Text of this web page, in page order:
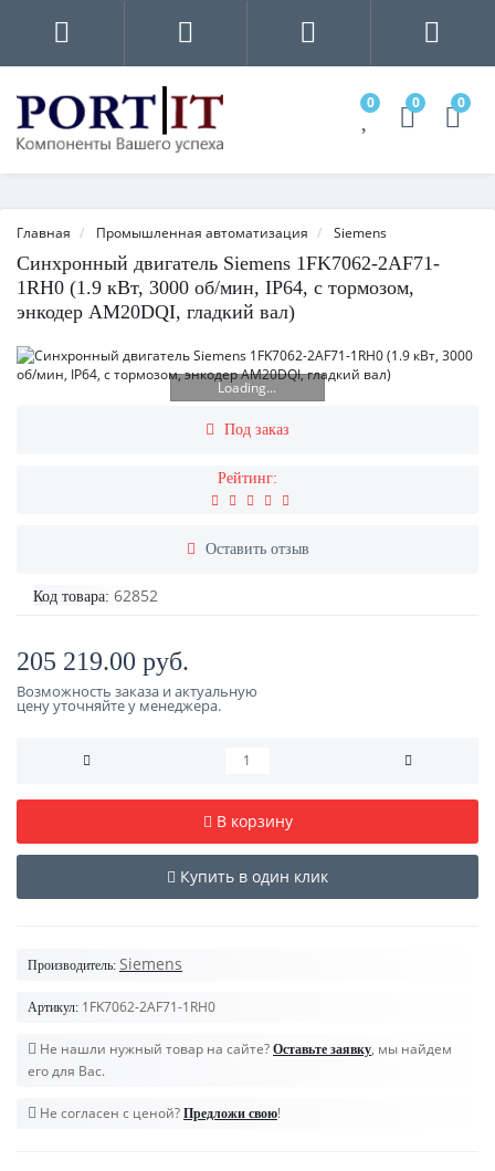
0 0 0
Главная Промышленная автоматизация Siemens
Синхронный двигатель Siemens 1FK7062-2AF71-
1RH0 (1.9 кВт, 3000 об/мин, IP64, с тормозом,
энкодер AM20DQI, гладкий вал)
Loading...
Под заказ
Рейтинг:
Оставить отзыв
Код товара: 62852
205 219.00 руб.
Возможность заказа и актуальную
цену уточняйте у менеджера.
В корзину
Купить в один клик
Производитель: Siemens
Артикул: 1FK7062-2AF71-1RH0
Не нашли нужный товар на сайте? Оставьте заявку, мы найдем
его для Вас.
Не согласен с ценой? Предложи свою!